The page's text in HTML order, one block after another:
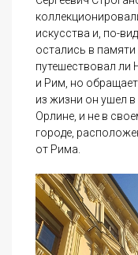
искусства и, по-
остались в
путешествовал ли
и Рим, но
из жизни он ушел
Орлине, и не в
городе,
от Рима.